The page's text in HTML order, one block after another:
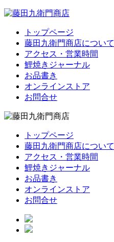
トップページ
藤田九衛門商店について
アクセス・営業時間
鯉焼きジャーナル
お品書き
オンラインストア
お問合せ
トップページ
藤田九衛門商店について
アクセス・営業時間
鯉焼きジャーナル
お品書き
オンラインストア
お問合せ